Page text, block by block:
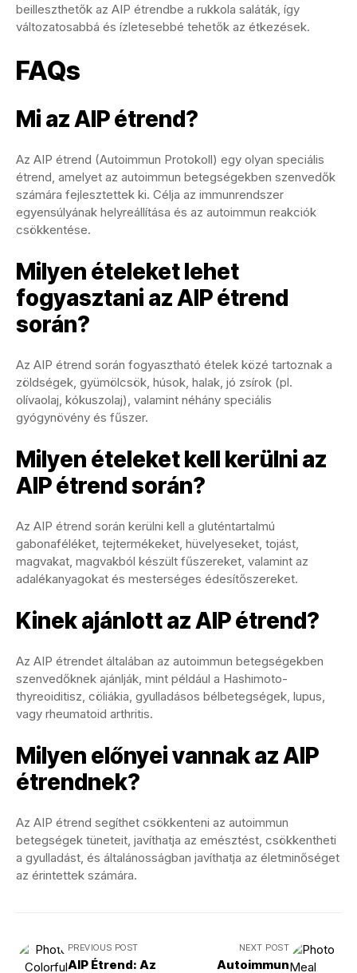
beilleszthetők az AIP étrendbe a rukkola saláták, így
változatosabbá és ízletesebbé tehetők az étkezések.
FAQs
Mi az AIP étrend?
Az AIP étrend (Autoimmun Protokoll) egy olyan speciális
étrend, amelyet az autoimmun betegségekben szenvedők
számára fejlesztettek ki. Célja az immunrendszer
egyensúlyának helyreállítása és az autoimmun reakciók
csökkentése.
Milyen ételeket lehet
fogyasztani az AIP étrend
során?
Az AIP étrend során fogyasztható ételek közé tartoznak a
zöldségek, gyümölcsök, húsok, halak, jó zsírok (pl.
olívaolaj, kókuszolaj), valamint néhány speciális
gyógynövény és fűszer.
Milyen ételeket kell kerülni az
AIP étrend során?
Az AIP étrend során kerülni kell a gluténtartalmú
gabonaféléket, tejtermékeket, hüvelyeseket, tojást,
magvakat, magvakból készült fűszereket, valamint az
adalékanyagokat és mesterséges édesítőszereket.
Kinek ajánlott az AIP étrend?
Az AIP étrendet általában az autoimmun betegségekben
szenvedőknek ajánlják, mint például a Hashimoto-
thyreoiditisz, cöliákia, gyulladásos bélbetegségek, lupus,
vagy rheumatoid arthritis.
Milyen előnyei vannak az AIP
étrendnek?
Az AIP étrend segíthet csökkenteni az autoimmun
betegségek tüneteit, javíthatja az emésztést, csökkentheti
a gyulladást, és általánosságban javíthatja az életminőséget
az érintettek számára.
PREVIOUS POST
AIP Étrend: Az
NEXT POST
Autoimmun